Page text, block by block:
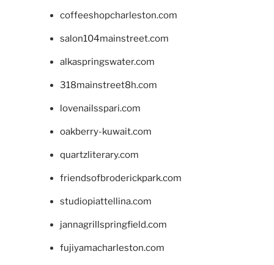
coffeeshopcharleston.com
salon104mainstreet.com
alkaspringswater.com
318mainstreet8h.com
lovenailsspari.com
oakberry-kuwait.com
quartzliterary.com
friendsofbroderickpark.com
studiopiattellina.com
jannagrillspringfield.com
fujiyamacharleston.com